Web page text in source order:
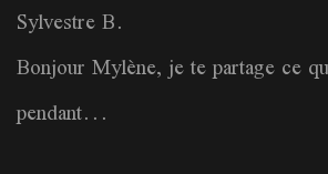
Sylvestre B.
Bonjour Mylène, je te partage ce
pendant...